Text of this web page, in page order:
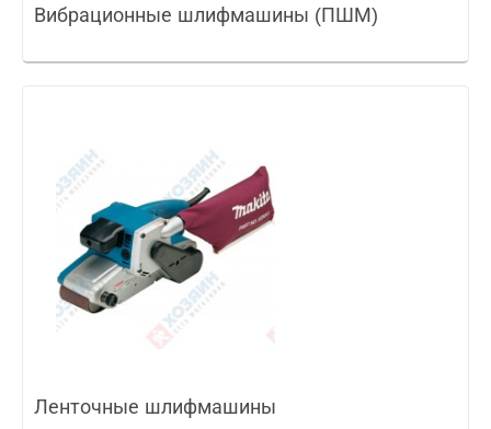
Вибрационные шлифмашины (ПШМ)
Ленточные шлифмашины